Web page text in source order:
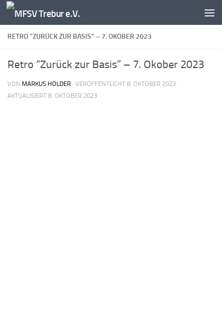
Zum Inhalt springen
RETRO “ZURÜCK ZUR BASIS” – 7. OKOBER 2023
Retro “Zurück zur Basis” – 7. Okober 2023
VON MARKUS HOLDER · VERÖFFENTLICHT 8. OKTOBER 2023 ·
AKTUALISIERT 8. OKTOBER 2023